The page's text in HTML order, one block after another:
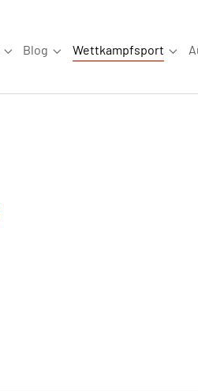
Submenu for "News"
Blog
Submenu for "Blog"
Wettkampfsport